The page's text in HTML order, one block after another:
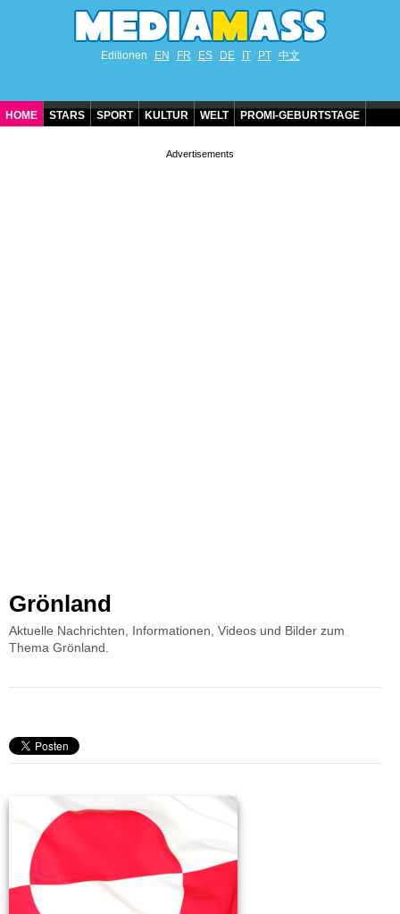
Editionen EN FR ES DE IT PT 中文
HOME STARS SPORT KULTUR WELT PROMI-GEBURTSTAGE
Grönland
Aktuelle Nachrichten, Informationen, Videos und Bilder zum
Thema Grönland.